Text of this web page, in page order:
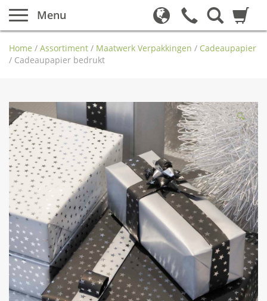
Menu
Home / Assortiment / Maatwerk Verpakkingen / Cadeaupapier
/ Cadeaupapier bedrukt
🔍